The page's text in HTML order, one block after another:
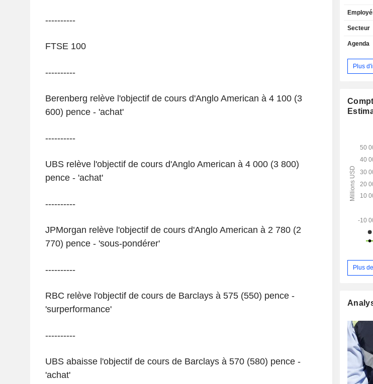
----------
FTSE 100
----------
Berenberg relève l'objectif de cours d'Anglo American à 4 100 (3
600) pence - 'achat'
----------
UBS relève l'objectif de cours d'Anglo American à 4 000 (3 800)
pence - 'achat'
----------
JPMorgan relève l'objectif de cours d'Anglo American à 2 780 (2
770) pence - 'sous-pondérer'
----------
RBC relève l'objectif de cours de Barclays à 575 (550) pence -
'surperformance'
----------
UBS abaisse l'objectif de cours de Barclays à 570 (580) pence -
'achat'
Secteur
Agenda
Plus
Plus